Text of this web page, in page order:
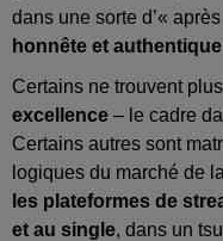
dans une sorte d’«
honnête et authentique
Certains ne trouvent
excellence – le cadre
Certains autres sont
logiques du marché de
les plateformes de
et au single, dans un